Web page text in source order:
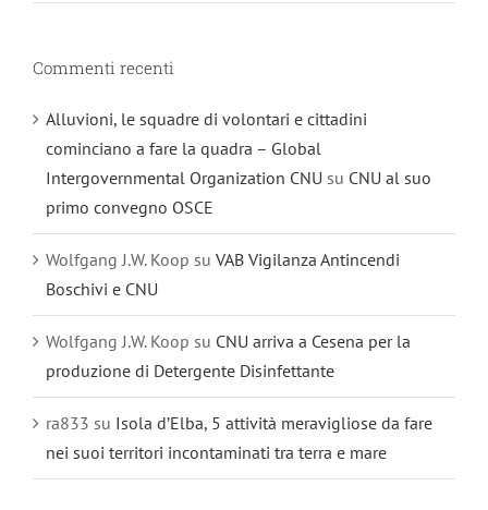
Commenti recenti
Alluvioni, le squadre di volontari e cittadini
cominciano a fare la quadra – Global
Intergovernmental Organization CNU su CNU al suo
primo convegno OSCE
Wolfgang J.W. Koop su VAB Vigilanza Antincendi
Boschivi e CNU
Wolfgang J.W. Koop su CNU arriva a Cesena per la
produzione di Detergente Disinfettante
ra833 su Isola d’Elba, 5 attività meravigliose da fare
nei suoi territori incontaminati tra terra e mare